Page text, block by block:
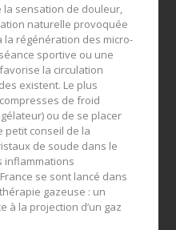
la sensation de douleur,
naturelle provoquée
la régénération des micro-
sportive ou une
la circulation
existent. Le plus
de froid
ou de se placer
petit conseil de la
de soude dans le
inflammations
se sont lancé dans
gazeuse : un
à la projection d’un gaz